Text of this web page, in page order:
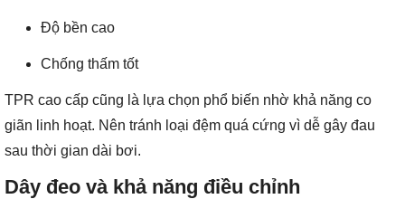
Độ bền cao
Chống thấm tốt
TPR cao cấp cũng là lựa chọn phổ biến nhờ khả năng co
giãn linh hoạt. Nên tránh loại đệm quá cứng vì dễ gây đau
sau thời gian dài bơi.
Dây đeo và khả năng điều chỉnh